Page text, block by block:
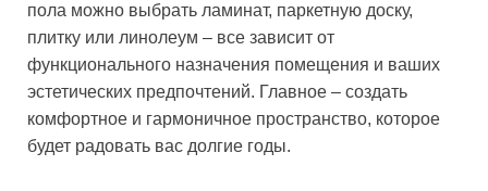
пола можно выбрать ламинат, паркетную доску,
плитку или линолеум – все зависит от
функционального назначения помещения и ваших
эстетических предпочтений. Главное – создать
комфортное и гармоничное пространство, которое
будет радовать вас долгие годы.